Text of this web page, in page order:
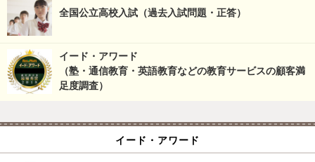
全国公立高校入試（過去入試問題・正答）
イード・アワード
（塾・通信教育・英語教育などの教育サービスの顧客満
足度調査）
イード・アワード